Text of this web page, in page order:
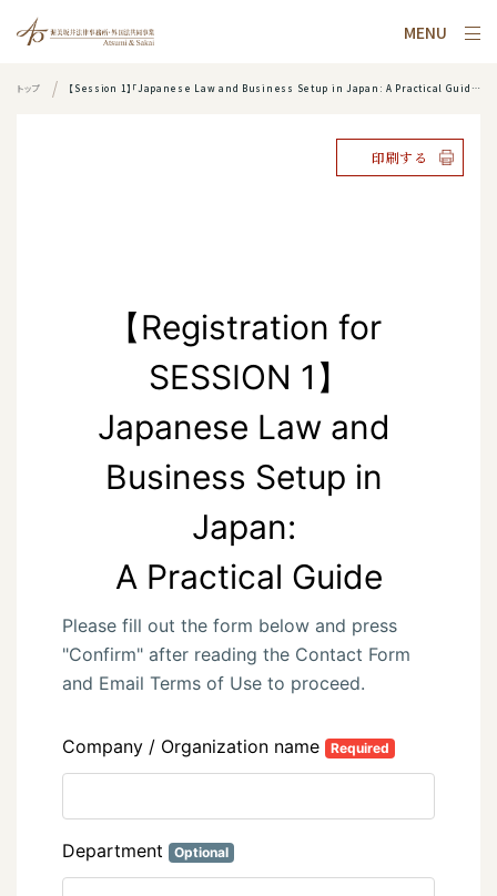
MENU
トップ 【Session 1】「Japanese Law and Business Setup in Japan: A Practical Guide」お申込みフォーム
印刷する